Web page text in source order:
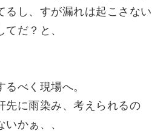
るし、すが漏れは起こさない
だ？と、
べく現場へ。
先に雨染み、考えられるの
かぁ、、